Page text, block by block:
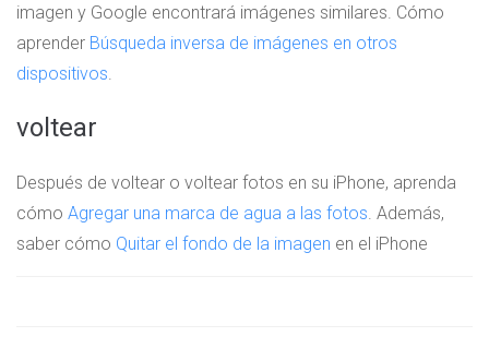
imagen y Google encontrará imágenes similares. Cómo
aprender Búsqueda inversa de imágenes en otros
dispositivos
voltear
Después de voltear o voltear fotos en su iPhone, aprenda
cómo Agregar una marca de agua a las fotos. Además,
saber cómo Quitar el fondo de la imagen en el iPhone